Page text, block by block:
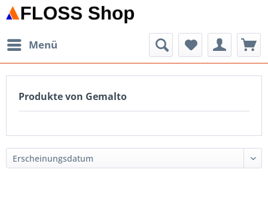
Menü
Produkte von Gemalto